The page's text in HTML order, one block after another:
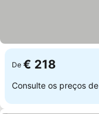
De € 218
Consulte os preços de